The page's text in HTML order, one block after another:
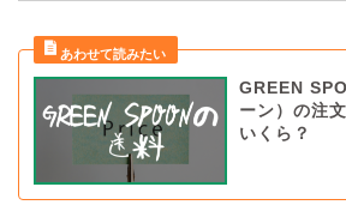
GREEN
ーン）の注
いくら？